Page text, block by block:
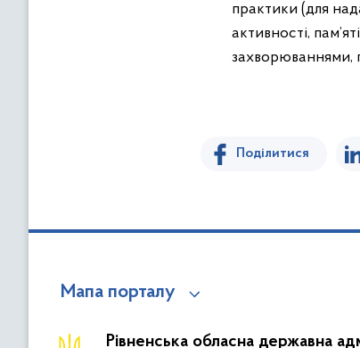
практики (для
активності,
захворюваннями,
Поділитися
Мапа порталу
Рівненська обласна державна